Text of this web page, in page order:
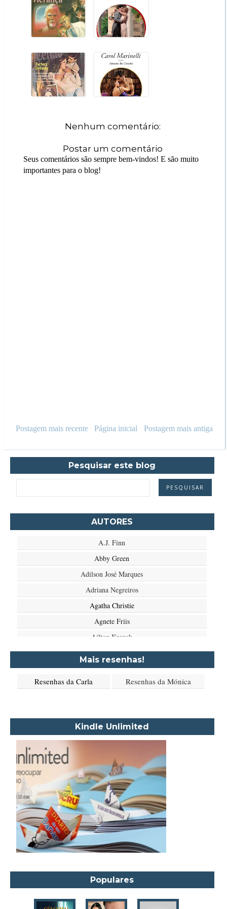
Nenhum comentário:
Postar um comentário
Seus comentários são sempre bem-vindos! E são muito
importantes para o blog!
Postagem mais recente Postagem mais antiga
Página inicial
Pesquisar este blog
AUTORES
A.J. Finn
Abby Green
Adilson José Marques
Adriana Negreiros
Agatha Christie
Agnete Friis
Ailton Krenak
Aimée de Jongh
Aione Simões
Alexandre Dumas Filho
Alma Katsu
Aluísio Azevedo
Alyson Noël
Amanda Lovelace
Ana Beatriz Barbosa Silva
Ana Maria Machado
Angela Marsons
Anne Frank
Anne Gracie
Mais resenhas!
Resenhas da Carla Resenhas da Mónica
Kindle Unlimited
Populares